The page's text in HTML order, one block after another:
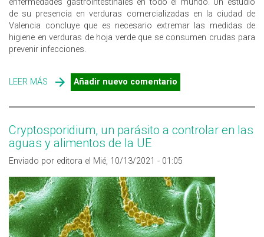
enfermedades gastrointestinales en todo el mundo. Un estudio
de su presencia en verduras comercializadas en la ciudad de
Valencia concluye que es necesario extremar las medidas de
higiene en verduras de hoja verde que se consumen crudas para
prevenir infecciones.
LEER MÁS SOBRE GIARDIA Y CRYPTOSPORIDIUM, PROTOZOOS
PATÓGENOS TRANSMITIDOS POR LOS ALIMENTOS
TAMBIÉN EN LA UE
Añadir nuevo comentario
Cryptosporidium, un parásito a controlar en las
aguas y alimentos de la UE
Enviado por editora el Mié, 10/13/2021 - 01:05